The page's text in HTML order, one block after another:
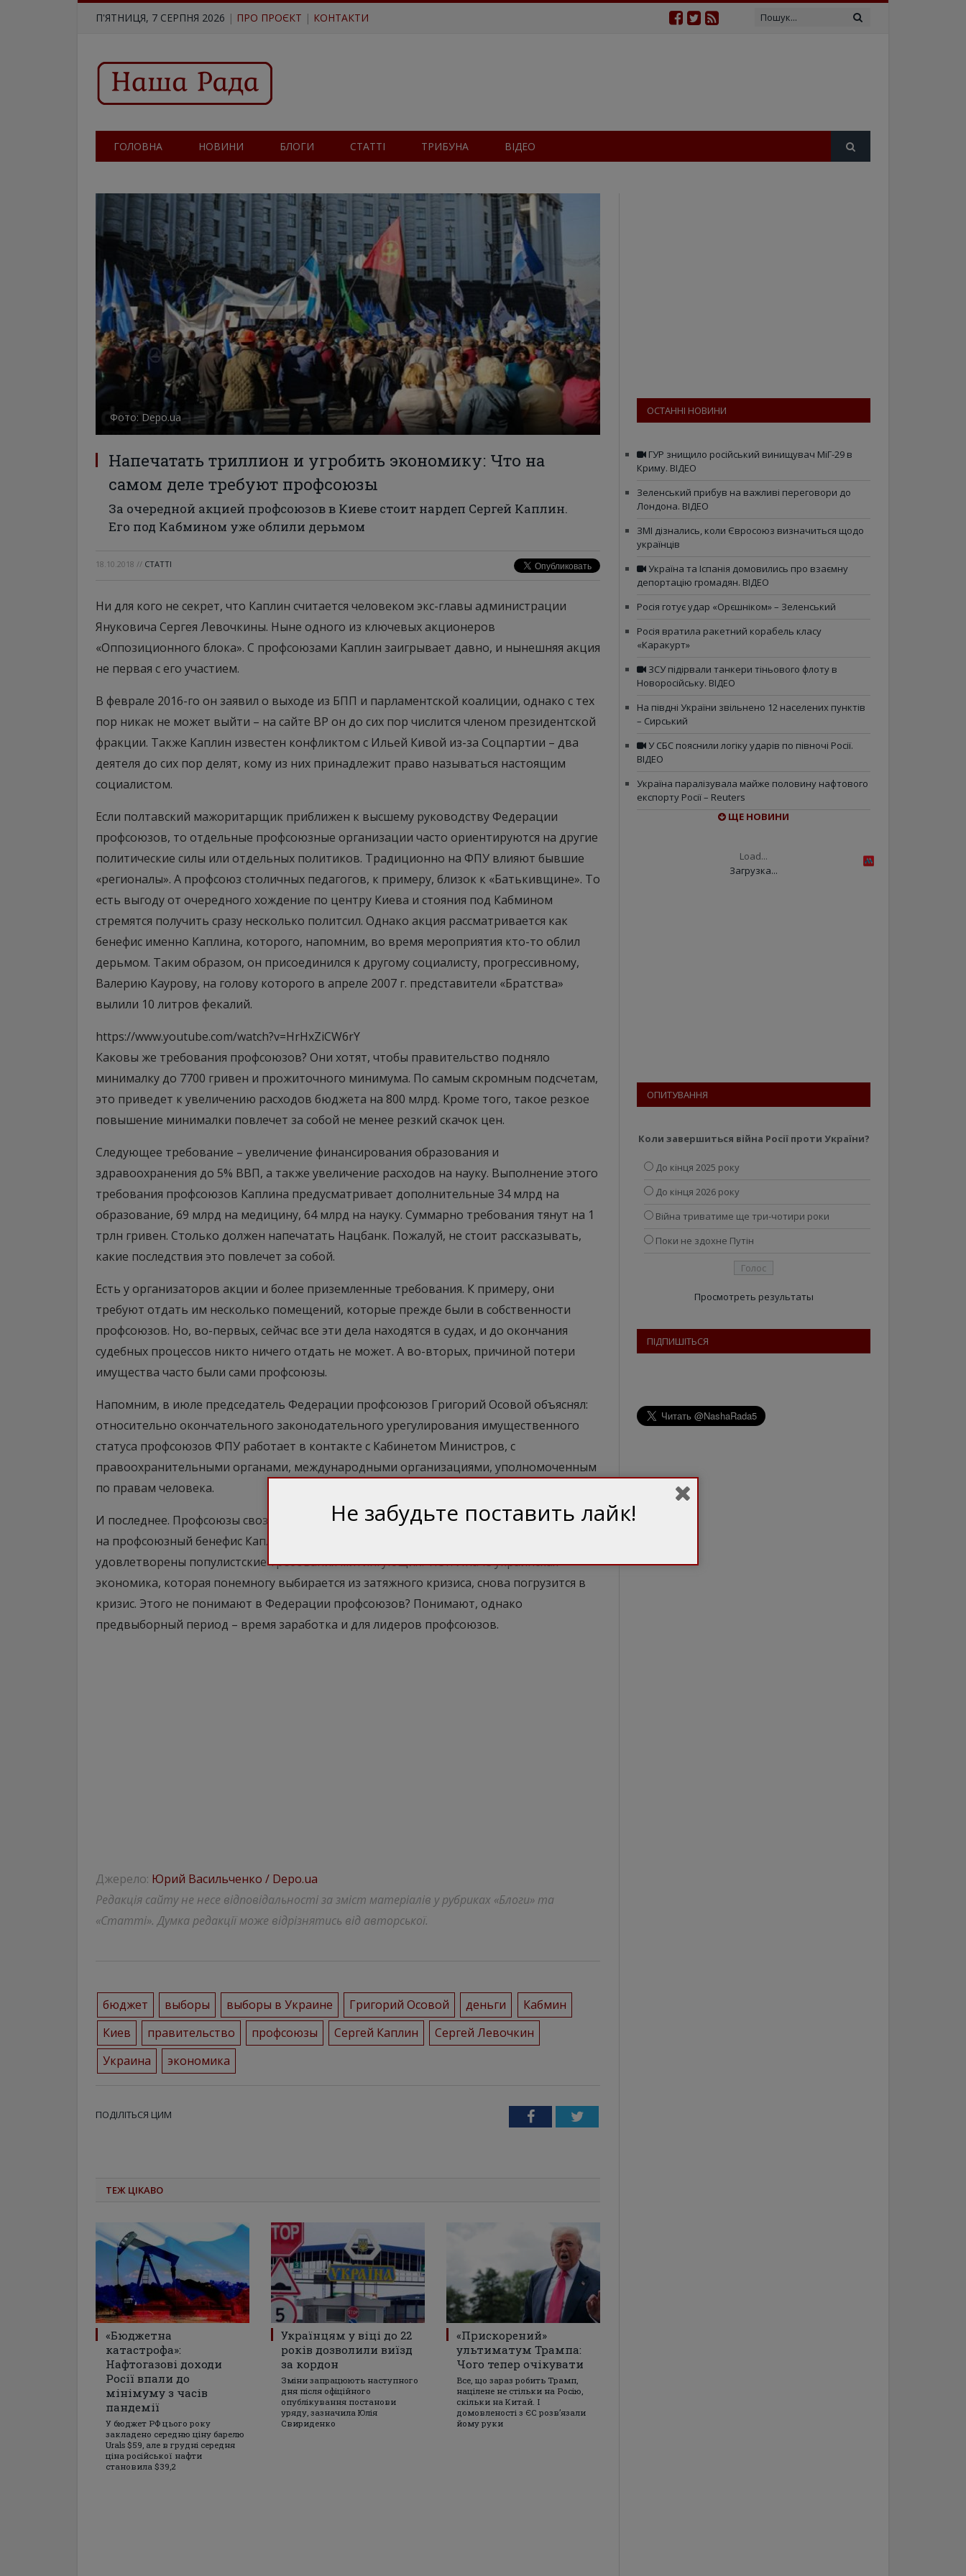
П'ЯТНИЦЯ, 7 СЕРПНЯ 2026 | ПРО ПРОЄКТ | КОНТАКТИ
ГОЛОВНА НОВИНИ БЛОГИ СТАТТІ ТРИБУНА ВІДЕО
Фото: Depo.ua
Напечатать триллион и угробить экономику: Что на
самом деле требуют профсоюзы
За очередной акцией профсоюзов в Киеве стоит нардеп Сергей Каплин.
Его под Кабмином уже облили дерьмом
18.10.2018 // СТАТТІ
Ни для кого не секрет, что Каплин считается человеком экс-главы администрации
Януковича Сергея Левочкины. Ныне одного из ключевых акционеров
«Оппозиционного блока». С профсоюзами Каплин заигрывает давно, и нынешняя акция
не первая с его участием.
В феврале 2016-го он заявил о выходе из БПП и парламентской коалиции, однако с тех
пор никак не может выйти – на сайте ВР он до сих пор числится членом президентской
фракции. Также Каплин известен конфликтом с Ильей Кивой из-за Соцпартии – два
деятеля до сих пор делят, кому из них принадлежит право называться настоящим
социалистом.
Если полтавский мажоритарщик приближен к высшему руководству Федерации
профсоюзов, то отдельные профсоюзные организации часто ориентируются на другие
политические силы или отдельных политиков. Традиционно на ФПУ влияют бывшие
«регионалы». А профсоюз столичных педагогов, к примеру, близок к «Батькивщине». То
есть выгоду от очередного хождение по центру Киева и стояния под Кабмином
стремятся получить сразу несколько политсил. Однако акция рассматривается как
бенефис именно Каплина, которого, напомним, во время мероприятия кто-то облил
дерьмом. Таким образом, он присоединился к другому социалисту, прогрессивному,
Валерию Каурову, на голову которого в апреле 2007 г. представители «Братства»
вылили 10 литров фекалий.
https://www.youtube.com/watch?v=HrHxZiCW6rY
Каковы же требования профсоюзов? Они хотят, чтобы правительство подняло
минималку до 7700 гривен и прожиточного минимума. По самым скромным подсчетам,
это приведет к увеличению расходов бюджета на 800 млрд. Кроме того, такое резкое
повышение минималки повлечет за собой не менее резкий скачок цен.
Следующее требование – увеличение финансирования образования и
здравоохранения до 5% ВВП, а также увеличение расходов на науку. Выполнение этого
требования профсоюзов Каплина предусматривает дополнительные 34 млрд на
образование, 69 млрд на медицину, 64 млрд на науку. Суммарно требования тянут на 1
трлн гривен. Столько должен напечатать Нацбанк. Пожалуй, не стоит рассказывать,
какие последствия это повлечет за собой.
Есть у организаторов акции и более приземленные требования. К примеру, они
требуют отдать им несколько помещений, которые прежде были в собственности
профсоюзов. Но, во-первых, сейчас все эти дела находятся в судах, и до окончания
судебных процессов никто ничего отдать не может. А во-вторых, причиной потери
имущества часто были сами профсоюзы.
Напомним, в июле председатель Федерации профсоюзов Григорий Осовой объяснял:
относительно окончательного законодательного урегулирования имущественного
статуса профсоюзов ФПУ работает в контакте с Кабинетом Министров, с
правоохранительными органами, международными организациями, уполномоченным
по правам человека.
И последнее. Профсоюзы свозят в Киев 15 тысяч человек. С учетом дороги и суточных
на профсоюзный бенефис Каплина будет потрачено не менее миллиона. Будут ли
удовлетворены популистские требования митингующих? Нет. Иначе украинская
экономика, которая понемногу выбирается из затяжного кризиса, снова погрузится в
кризис. Этого не понимают в Федерации профсоюзов? Понимают, однако
предвыборный период – время заработка и для лидеров профсоюзов.
Джерело: Юрий Васильченко / Depo.ua
Редакція сайту не несе відповідальності за зміст матеріалів у рубриках «Блоги» та
«Статті». Думка редакції може відрізнятись від авторської.
бюджет выборы выборы в Украине Григорий Осовой деньги
Кабмин
Киев
правительство профсоюзы Сергей Каплин
Сергей Левочкин
Украина
экономика
ПОДІЛІТЬСЯ ЦИМ FacebookTwitter
ТЕЖ ЦІКАВО
«Бюджетна
катастрофа»:
Нафтогазові доходи
Росії впали до
мінімуму з часів
пандемії
У бюджет РФ цього року
закладено середню ціну барелю
Urals $59, але в грудні середня
ціна російської нафти
становила $39,2
Українцям у віці до 22
років дозволили виїзд
за кордон
Зміни запрацюють наступного
дня після офіційного
опублікування постанови
уряду, зазначила Юлія
Свириденко
«Прискорений»
ультиматум Трампа:
Чого тепер очікувати
Все, що зараз робить Трамп,
націлене не стільки на Росію,
скільки на Китай. І
домовленості з ЄС розвʼязали
йому руки
ОСТАННІ НОВИНИ
ГУР знищило російський винищувач МіГ-29 в
Криму. ВІДЕО
Зеленський прибув на важливі переговори до
Лондона. ВІДЕО
ЗМІ дізнались, коли Євросоюз визначиться щодо
українців
Україна та Іспанія домовились про взаємну
депортацію громадян. ВІДЕО
Росія готує удар «Орєшніком» – Зеленський
Росія вратила ракетний корабель класу
«Каракурт»
ЗСУ підірвали танкери тіньового флоту в
Новоросійську. ВІДЕО
На півдні України звільнено 12 населених пунктів
– Сирський
У СБС пояснили логіку ударів по півночі Росії.
ВІДЕО
Україна паралізувала майже половину нафтового
експорту Росії – Reuters
ЩЕ НОВИНИ
Load...
Загрузка...
ОПИТУВАННЯ
Коли завершиться війна Росії проти України?
До кінця 2025 року
До кінця 2026 року
Війна триватиме ще три-чотири роки
Поки не здохне Путін
Просмотреть результаты
ПІДПИШІТЬСЯ
Не забудьте поставить лайк!